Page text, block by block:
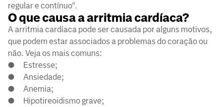
regular e contínuo".
O que causa a arritmia cardíaca?
A arritmia cardíaca pode ser causada por alguns motivos,
que podem estar associados a problemas do coração ou
não. Veja os mais comuns:
● Estresse;
● Ansiedade;
● Anemia;
● Hipotireoidismo grave;